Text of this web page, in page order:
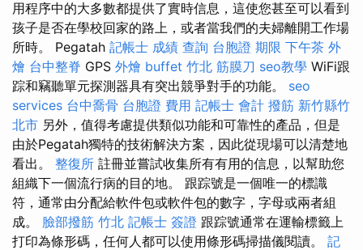
用程序中的大多數都提供了實時信息，這使您甚至可以看到
孩子是否在學校回家的路上，或者當我們的夫婦離開工作場
所時。 Pegatah 記帳士 成績 查詢 台胞證 期限 下午茶 外
燴 台中整脊 GPS 外燴 buffet 竹北 筋膜刀 seo教學 WiFi跟
踪和竊聽單元探測器具有突出競爭對手的功能。 seo
services 台中喬骨 台胞證 費用 記帳士 會計 撥筋 新竹縣竹
北市 另外，值得考慮提供類似功能和可靠性的產品，但是
由於Pegatah獨特的技術解決方案，因此從現場可以清楚地
看出。 整復所 註冊並嘗試收集所有有用的信息，以幫助您
組織下一個流行病的目的地。 跟踪號是一個唯一的標識
符，通常由分配給軟件包或軟件包的數字，字母或兩者組
成。 臉部撥筋 竹北 記帳士 簽證 跟踪號通常在運輸標籤上
打印為條形碼，任何人都可以使用條形碼掃描儀閱讀。 記